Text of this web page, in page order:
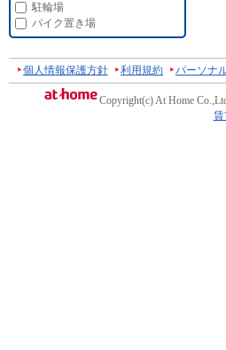
駐輪場
バイク置き場
個人情報保護方針 利用規約 パーソナ
Copyright(c) At Home